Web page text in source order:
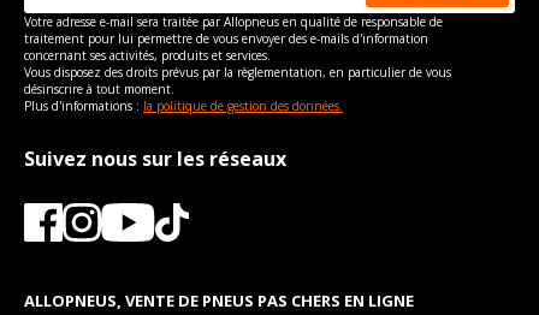
Votre adresse e-mail sera traitée par Allopneus en qualité de responsable de
traitement pour lui permettre de vous envoyer des e-mails d'information
concernant ses activités, produits et services.
Vous disposez des droits prévus par la règlementation, en particulier de vous
désinscrire à tout moment.
Plus d'informations : la politique de gestion des données.
Suivez nous sur les réseaux
ALLOPNEUS, VENTE DE PNEUS PAS CHERS EN LIGNE